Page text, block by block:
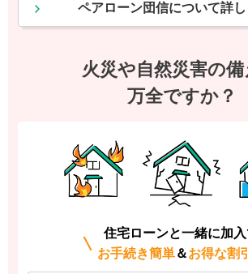
ペアローン団信について詳
火災や自然災害の
万全ですか？
住宅ローンと一緒に加
お手続き簡単＆お得な割